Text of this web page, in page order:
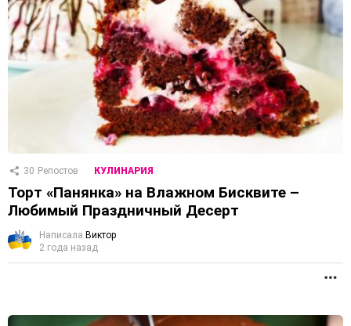
30 Репостов КУЛИНАРИЯ
Торт «Панянка» на Влажном Бисквите –
Любимый Праздничный Десерт
Написала Виктор
2 года назад